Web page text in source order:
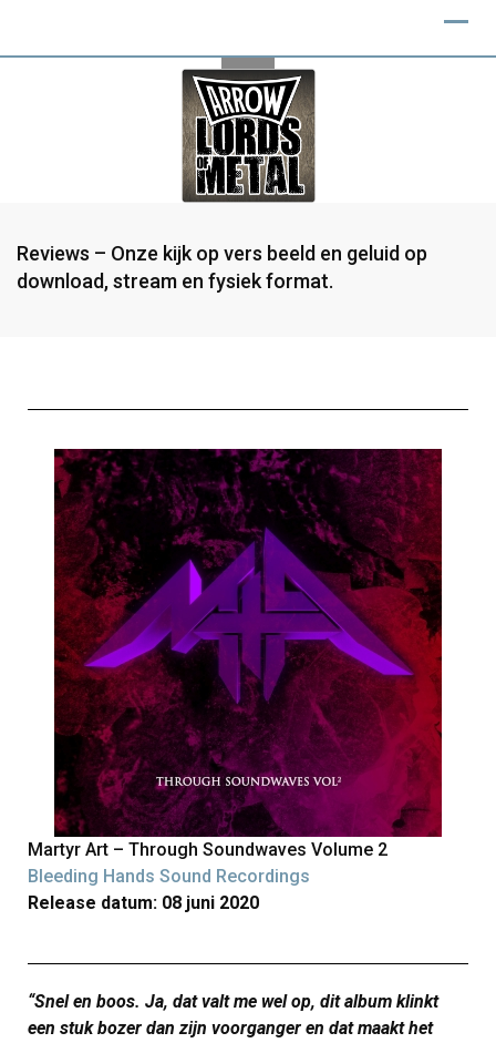
Reviews – Onze kijk op vers beeld en geluid op
download, stream en fysiek format.
Martyr Art – Through Soundwaves Volume 2
Bleeding Hands Sound Recordings
Release datum: 08 juni 2020
“Snel en boos. Ja, dat valt me wel op, dit album klinkt
een stuk bozer dan zijn voorganger en dat maakt het